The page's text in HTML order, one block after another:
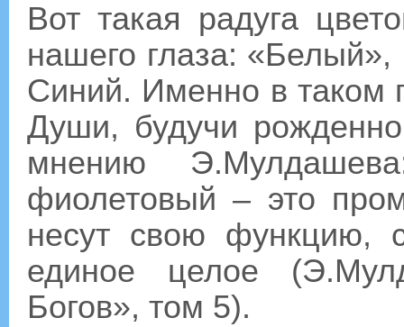
Вот такая радуга
нашего глаза:
Синий. Именно в таком
Души, будучи
мнению
фиолетовый – это
несут свою функцию,
единое целое
Богов», том 5).